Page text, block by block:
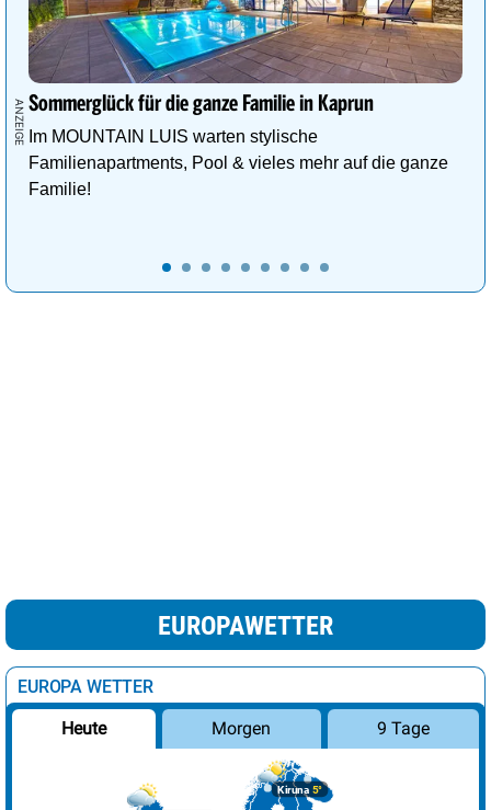
Sommerglück für die ganze Familie in Kaprun
Im MOUNTAIN LUIS warten stylische
Familienapartments, Pool & vieles mehr auf die ganze
Familie!
EUROPAWETTER
EUROPA WETTER
Heute Morgen 9 Tage
Kiruna 5°